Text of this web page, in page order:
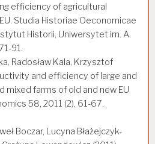
efficiency of agricultural
Studia Historiae Oeconomicae
Historii, Uniwersytet im. A.
91.
Radosław Kala, Krzysztof
and efficiency of large and
mixed farms of old and new EU
58, 2011 (2), 61-67.
Boczar, Lucyna Błażejczyk-